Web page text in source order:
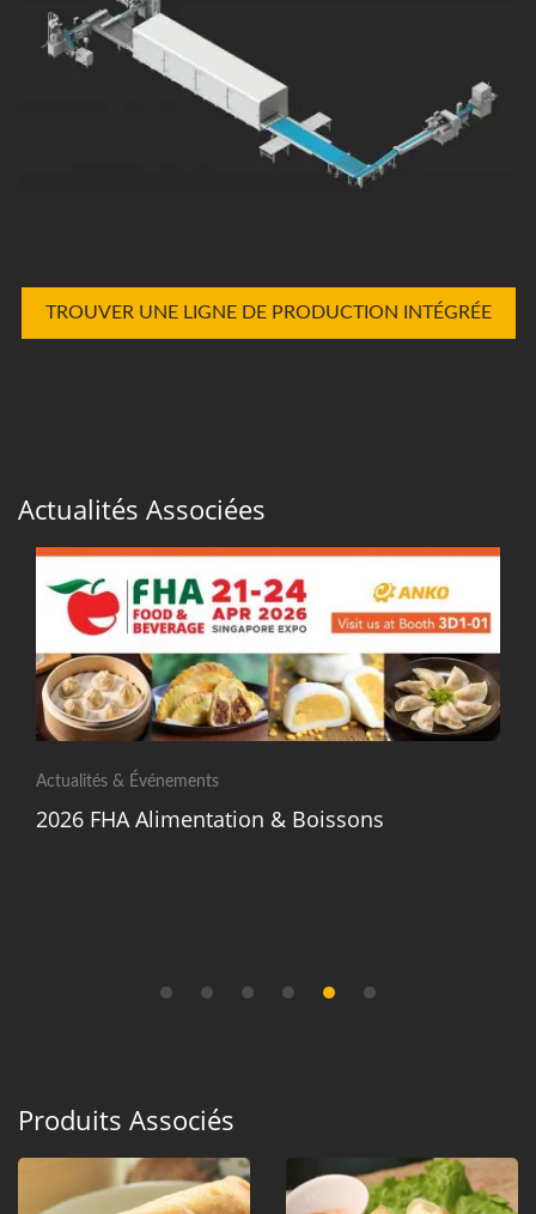
TROUVER UNE LIGNE DE PRODUCTION INTÉGRÉE
Actualités Associées
Actualités & Événements
2026 FHA Alimentation & Boissons
Produits Associés